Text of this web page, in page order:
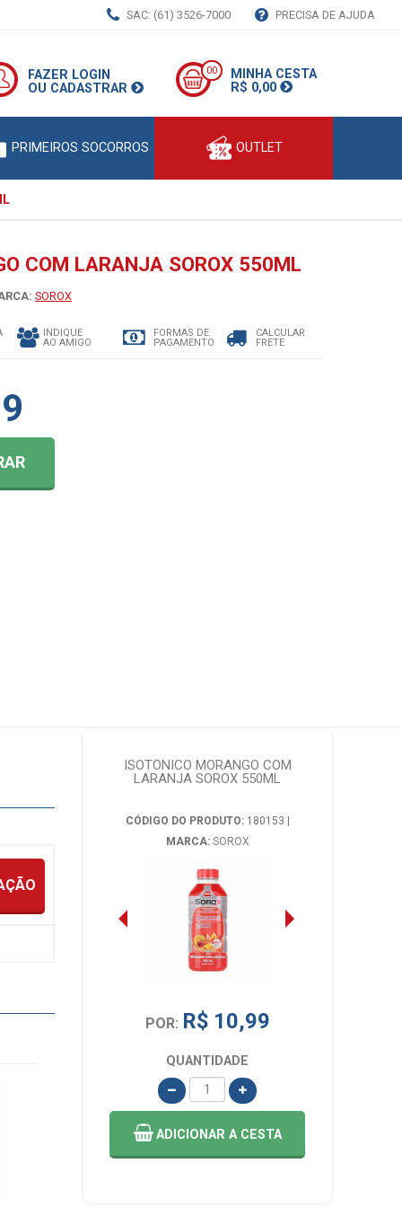
SAC: (61) 3526-7000 PRECISA DE AJUDA
FAZER LOGIN
OU CADASTRAR
00
MINHA CESTA
R$ 0,00
PRIMEIROS SOCORROS OUTLET
COM LARANJA SOROX 550ML
SOROX
INDIQUE
AO AMIGO
FORMAS DE
PAGAMENTO
CALCULAR
FRETE
ISOTÔNICO MORANGO COM
LARANJA SOROX 550ML
CÓDIGO DO PRODUTO:180153 |
MARCA: SOROX
POR: R$ 10,99
QUANTIDADE
ADICIONAR A CESTA